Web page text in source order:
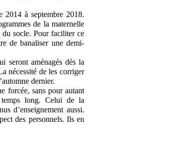
2014 à septembre 2018.
de la maternelle
socle. Pour faciliter ce
de banaliser une demi-
seront aménagés dès la
nécessité de les corriger
dernier.
forcée, sans pour autant
long. Celui de la
d’enseignement aussi.
des personnels. Ils en